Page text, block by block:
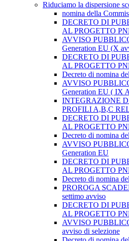
Riduciamo la dispersione
nomina della
DECRETO DI
AL PROGETTO
AVVISO
Generation EU (X
DECRETO DI
AL PROGETTO
Decreto di nomina
AVVISO
Generation EU ( IX
INTEGRAZIONE
PROFILI A,B,C
DECRETO DI
AL PROGETTO
Decreto di nomina
AVVISO
Generation EU
DECRETO DI
AL PROGETTO
Decreto di nomina
PROROGA
settimo avviso
DECRETO DI
AL PROGETTO
AVVISO
avviso di selezione